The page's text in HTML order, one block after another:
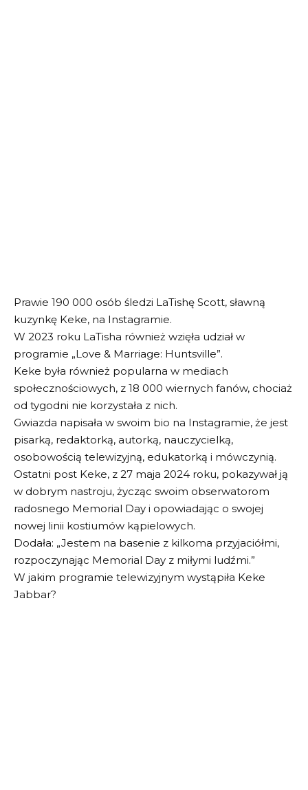
Prawie 190 000 osób śledzi LaTishę Scott, sławną
kuzynkę Keke, na Instagramie.
W 2023 roku LaTisha również wzięła udział w
programie „Love & Marriage: Huntsville”.
Keke była również popularna w mediach
społecznościowych, z 18 000 wiernych fanów, chociaż
od tygodni nie korzystała z nich.
Gwiazda napisała w swoim bio na Instagramie, że jest
pisarką, redaktorką, autorką, nauczycielką,
osobowością telewizyjną, edukatorką i mówczynią.
Ostatni post Keke, z 27 maja 2024 roku, pokazywał ją
w dobrym nastroju, życząc swoim obserwatorom
radosnego Memorial Day i opowiadając o swojej
nowej linii kostiumów kąpielowych.
Dodała: „Jestem na basenie z kilkoma przyjaciółmi,
rozpoczynając Memorial Day z miłymi ludźmi.”
W jakim programie telewizyjnym wystąpiła Keke
Jabbar?